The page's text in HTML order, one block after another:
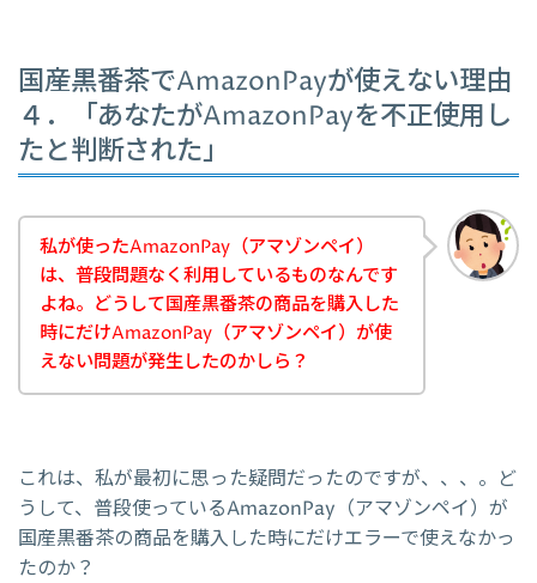
国産黒番茶でAmazonPayが使えない理由
４．「あなたがAmazonPayを不正使用し
たと判断された」
私が使ったAmazonPay（アマゾンペイ）
は、普段問題なく利用しているものなんです
よね。どうして国産黒番茶の商品を購入した
時にだけAmazonPay（アマゾンペイ）が使
えない問題が発生したのかしら？
これは、私が最初に思った疑問だったのですが、、、。ど
うして、普段使っているAmazonPay（アマゾンペイ）が
国産黒番茶の商品を購入した時にだけエラーで使えなかっ
たのか？